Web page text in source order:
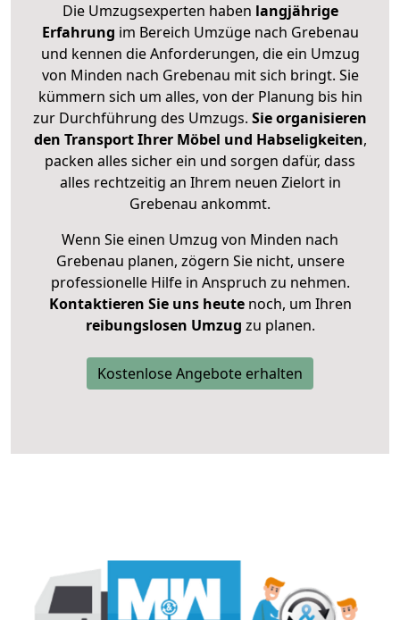
Die Umzugsexperten haben langjährige
Erfahrung im Bereich Umzüge nach Grebenau
und kennen die Anforderungen, die ein Umzug
von Minden nach Grebenau mit sich bringt. Sie
kümmern sich um alles, von der Planung bis hin
zur Durchführung des Umzugs. Sie organisieren
den Transport Ihrer Möbel und Habseligkeiten,
packen alles sicher ein und sorgen dafür, dass
alles rechtzeitig an Ihrem neuen Zielort in
Grebenau ankommt.
Wenn Sie einen Umzug von Minden nach
Grebenau planen, zögern Sie nicht, unsere
professionelle Hilfe in Anspruch zu nehmen.
Kontaktieren Sie uns heutenoch, um Ihren
reibungslosen Umzug zu planen.
Kostenlose Angebote erhalten